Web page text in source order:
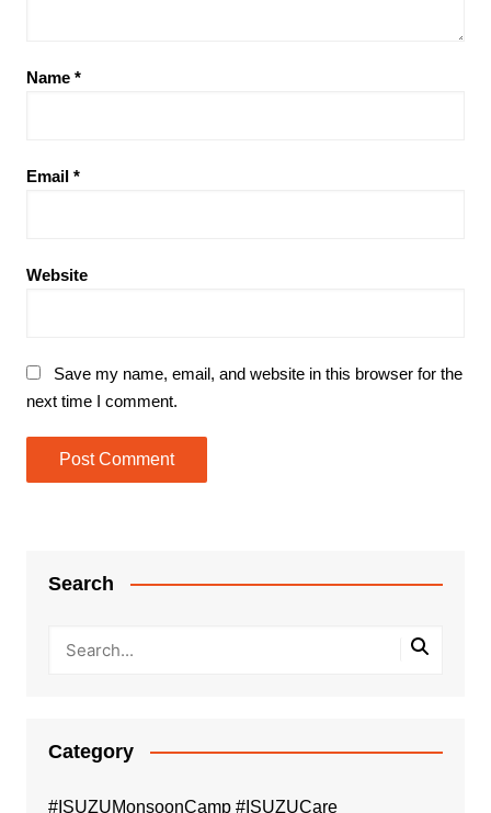
Name *
Email *
Website
Save my name, email, and website in this browser for the
next time I comment.
Search
Category
#ISUZUMonsoonCamp #ISUZUCare